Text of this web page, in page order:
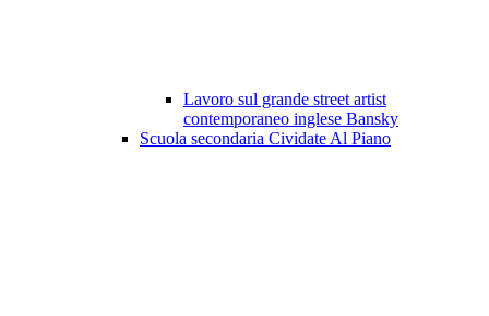
Lavoro sul grande street artist
contemporaneo inglese Bansky
Scuola secondaria Cividate Al Piano